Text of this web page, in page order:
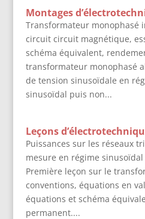
Montages
Transformateur monophasé
circuit circuit magnétique,
schéma équivalent,
transformateur monophasé
de tension sinusoïdale en
sinusoïdal puis non...
Leçons
Puissances sur les réseaux
mesure en régime
Première leçon sur le
conventions, équations en
équations et schéma
permanent....